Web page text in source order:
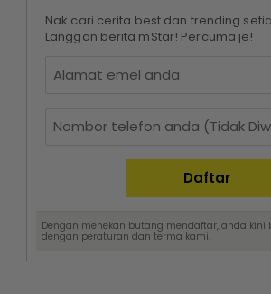
Nak cari cerita best dan trending
Langgan berita mStar! Percuma je!
Dengan menekan butang mendaftar, anda kini
dengan peraturan dan terma kami.